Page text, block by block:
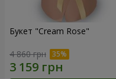
Букет "Cream Rose"
4 860 грн